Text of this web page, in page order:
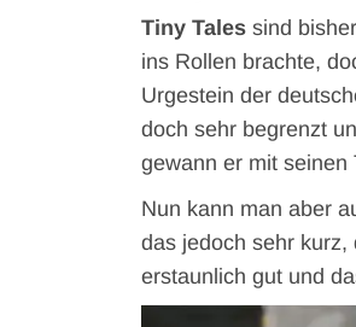
Tiny Tales sind
ins Rollen brachte,
Urgestein der
doch sehr begrenzt
gewann er mit seinen
Nun kann man aber
das jedoch sehr
erstaunlich gut und